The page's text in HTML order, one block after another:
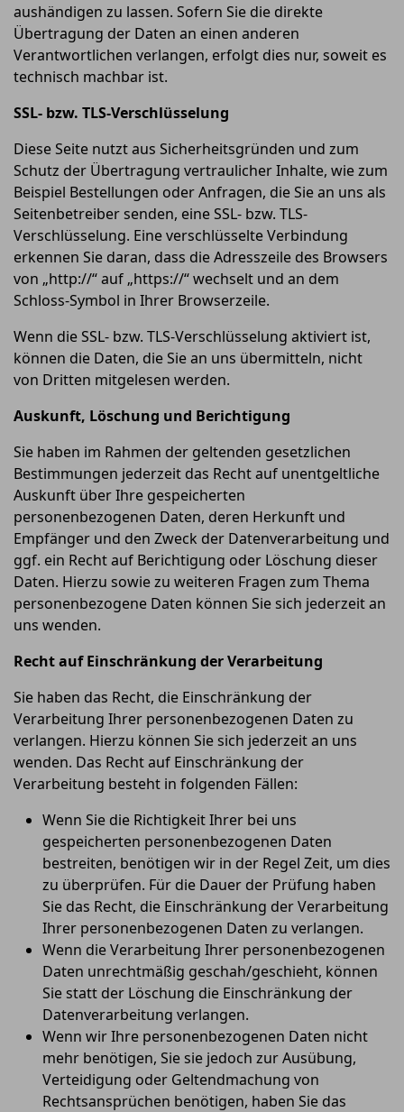
aushändigen zu lassen. Sofern Sie die direkte
Übertragung der Daten an einen anderen
Verantwortlichen verlangen, erfolgt dies nur, soweit es
technisch machbar ist.
SSL- bzw. TLS-Verschlüsselung
Diese Seite nutzt aus Sicherheitsgründen und zum
Schutz der Übertragung vertraulicher Inhalte, wie zum
Beispiel Bestellungen oder Anfragen, die Sie an uns als
Seitenbetreiber senden, eine SSL- bzw. TLS-
Verschlüsselung. Eine verschlüsselte Verbindung
erkennen Sie daran, dass die Adresszeile des Browsers
von „http://“ auf „https://“ wechselt und an dem
Schloss-Symbol in Ihrer Browserzeile.
Wenn die SSL- bzw. TLS-Verschlüsselung aktiviert ist,
können die Daten, die Sie an uns übermitteln, nicht
von Dritten mitgelesen werden.
Auskunft, Löschung und Berichtigung
Sie haben im Rahmen der geltenden gesetzlichen
Bestimmungen jederzeit das Recht auf unentgeltliche
Auskunft über Ihre gespeicherten
personenbezogenen Daten, deren Herkunft und
Empfänger und den Zweck der Datenverarbeitung und
ggf. ein Recht auf Berichtigung oder Löschung dieser
Daten. Hierzu sowie zu weiteren Fragen zum Thema
personenbezogene Daten können Sie sich jederzeit an
uns wenden.
Recht auf Einschränkung der Verarbeitung
Sie haben das Recht, die Einschränkung der
Verarbeitung Ihrer personenbezogenen Daten zu
verlangen. Hierzu können Sie sich jederzeit an uns
wenden. Das Recht auf Einschränkung der
Verarbeitung besteht in folgenden Fällen:
Wenn Sie die Richtigkeit Ihrer bei uns
gespeicherten personenbezogenen Daten
bestreiten, benötigen wir in der Regel Zeit, um dies
zu überprüfen. Für die Dauer der Prüfung haben
Sie das Recht, die Einschränkung der Verarbeitung
Ihrer personenbezogenen Daten zu verlangen.
Wenn die Verarbeitung Ihrer personenbezogenen
Daten unrechtmäßig geschah/geschieht, können
Sie statt der Löschung die Einschränkung der
Datenverarbeitung verlangen.
Wenn wir Ihre personenbezogenen Daten nicht
mehr benötigen, Sie sie jedoch zur Ausübung,
Verteidigung oder Geltendmachung von
Rechtsansprüchen benötigen, haben Sie das